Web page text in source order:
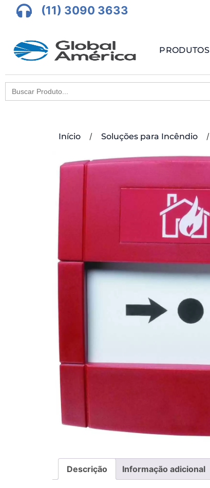
(11) 3090 3633
PRODUTOS
Search
for:
Início / Soluções para Incêndio /
Descrição Informação adicional